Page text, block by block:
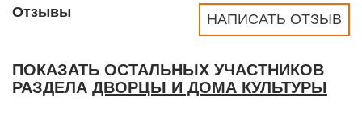
НАПИСАТЬ ОТЗЫВ
Отзывы
ПОКАЗАТЬ ОСТАЛЬНЫХ УЧАСТНИКОВ
РАЗДЕЛА ДВОРЦЫ И ДОМА КУЛЬТУРЫ